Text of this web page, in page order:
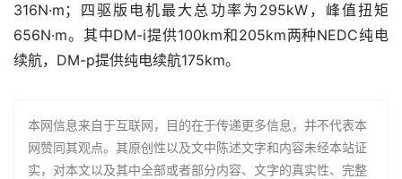
316N·m；四驱版电机最大总功率为295kW，峰值扭矩
656N·m。其中DM-i提供100km和205km两种NEDC纯电
续航，DM-p提供纯电续航175km。
本网信息来自于互联网，目的在于传递更多信息，并不代表本
网赞同其观点。其原创性以及文中陈述文字和内容未经本站证
实，对本文以及其中全部或者部分内容、文字的真实性、完整